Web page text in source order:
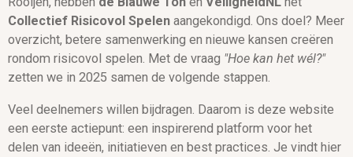
Collectief Risicovol Spelen aangekondigd. Ons doel? Meer
overzicht, betere samenwerking en nieuwe kansen creëren
rondom risicovol spelen. Met de vraag "Hoe kan het wél?"
zetten we in 2025 samen de volgende stappen.
Veel deelnemers willen bijdragen. Daarom is deze website
een eerste actiepunt: een inspirerend platform voor het
delen van ideeën, initiatieven en best practices. Je vindt hier